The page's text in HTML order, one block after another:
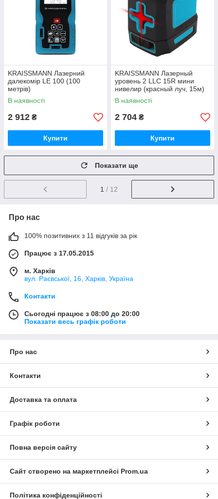
KRAISSMANN Лазерний
далекомір LE 100 (100
метрів)
В наявності
2 912 ₴
Купити
KRAISSMANN Лазерный
уровень 2 LLC 15R мини
нивелир (красный луч, 15м)
В наявності
2 704 ₴
Купити
Показати ще
1 / 12
Про нас
100% позитивних з 11 відгуків за рік
Працює з 17.05.2015
м. Харків
вул. Раєвської, 16, Харків, Україна
Контакти
Сьогодні працює з 08:00 до 20:00
Показати весь графік роботи
Про нас
Контакти
Доставка та оплата
Графік роботи
Повна версія сайту
Сайт створено на маркетплейсі Prom.ua
Політика конфіденційності